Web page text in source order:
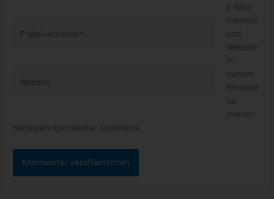
Mail-
E-Mail-
Adresse
und
Website
in
diesem
Browser
für
meinen
nächsten Kommentar speichern.